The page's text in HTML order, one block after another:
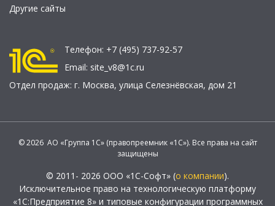
Другие сайты
Телефон: +7 (495) 737-92-57
Email: site_v8@1c.ru
Отдел продаж: г. Москва, улица Селезнёвская, дом 21
© 2026 АО «Группа 1С» (правопреемник «1С»). Все права на сайт
защищены
© 2011- 2026 ООО «1С-Софт» (о компании).
Исключительное право на технологическую платформу
«1С:Предприятие 8» и типовые конфигурации программных